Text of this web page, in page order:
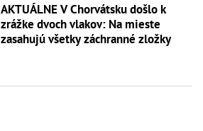
AKTUÁLNE V Chorvátsku došlo k
zrážke dvoch vlakov: Na mieste
zasahujú všetky záchranné zložky